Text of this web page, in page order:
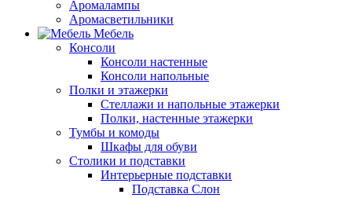
Аромалампы
Аромасветильники
Мебель
Консоли
Консоли настенные
Консоли напольные
Полки и этажерки
Стеллажи и напольные этажерки
Полки, настенные этажерки
Тумбы и комоды
Шкафы для обуви
Столики и подставки
Интерьерные подставки
Подставка Слон